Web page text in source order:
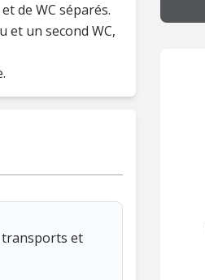
de WC séparés.
et un second WC,
transports et